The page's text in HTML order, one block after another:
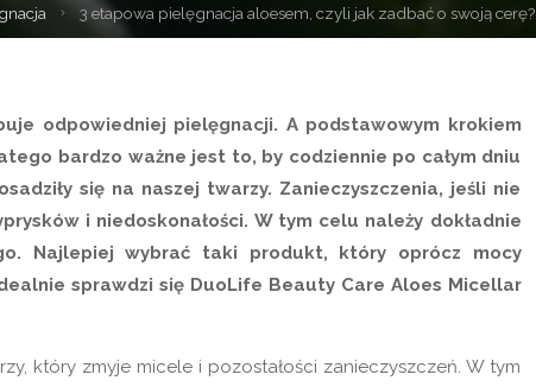
3 etapowa pielęgnacja aloesem, czyli jak zadbać o swoją cerę?
odpowiedniej pielęgnacji. A podstawowym krokiem
bardzo ważne jest to, by codziennie po całym dniu
się na naszej twarzy. Zanieczyszczenia, jeśli nie
i niedoskonałości. W tym celu należy dokładnie
Najlepiej wybrać taki produkt, który oprócz mocy
sprawdzi się DuoLife Beauty Care Aloes Micellar
który zmyje micele i pozostałości zanieczyszczeń. W tym